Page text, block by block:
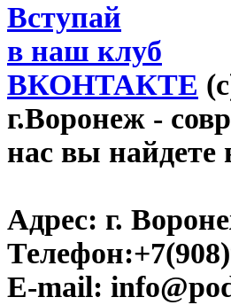
Вступай
в наш клуб
ВКОНТАКТЕ
г.Воронеж -
нас вы найдете
Адрес: г.
Телефон:
E-mail: